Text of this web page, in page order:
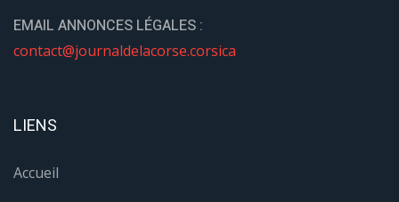
EMAIL ANNONCES LÉGALES :
contact@journaldelacorse.corsica
LIENS
Accueil